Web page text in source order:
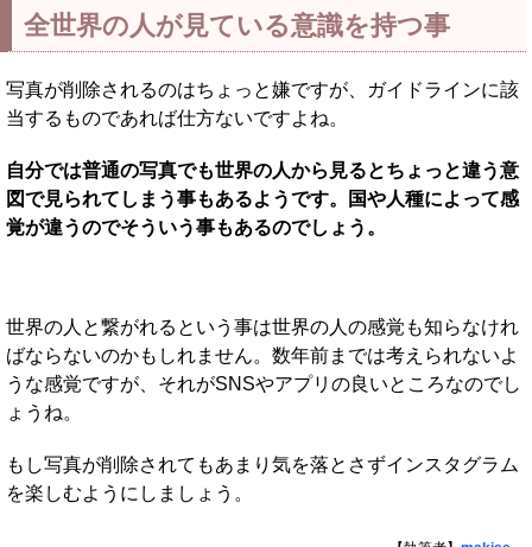
全世界の人が見ている意識を持つ事
写真が削除されるのはちょっと嫌ですが、ガイドラインに該
当するものであれば仕方ないですよね。
自分では普通の写真でも世界の人から見るとちょっと違う意
図で見られてしまう事もあるようです。国や人種によって感
覚が違うのでそういう事もあるのでしょう。
世界の人と繋がれるという事は世界の人の感覚も知らなけれ
ばならないのかもしれません。数年前までは考えられないよ
うな感覚ですが、それがSNSやアプリの良いところなのでし
ょうね。
もし写真が削除されてもあまり気を落とさずインスタグラム
を楽しむようにしましょう。